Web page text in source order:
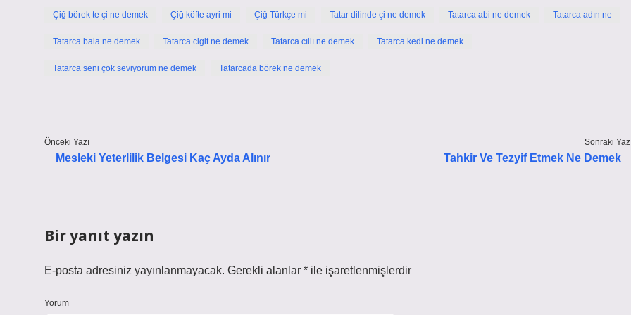
Çiğ börek te çi ne demek Çiğ köfte ayri mi Çiğ Türkçe mi Tatar dilinde çi ne demek Tatarca abi ne demek Tatarca adın ne
Tatarca bala ne demek Tatarca cigit ne demek Tatarca cıllı ne demek Tatarca kedi ne demek
Tatarca seni çok seviyorum ne demek Tatarcada börek ne demek
Önceki Yazı
Mesleki Yeterlilik Belgesi Kaç Ayda Alınır
Sonraki
Tahkir Ve Tezyif Etmek Ne Demek
Bir yanıt yazın
E-posta adresiniz yayınlanmayacak. Gerekli alanlar * ile işaretlenmişlerdir
Yorum